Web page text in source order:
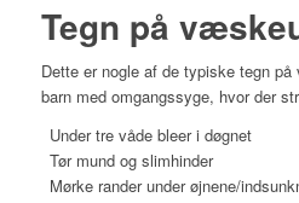
Tegn på
Dette er nogle af de typiske tegn
barn med omgangssyge, hvor der
Under tre våde bleer i døgnet
Tør mund og slimhinder
Mørke rander under øjnene/